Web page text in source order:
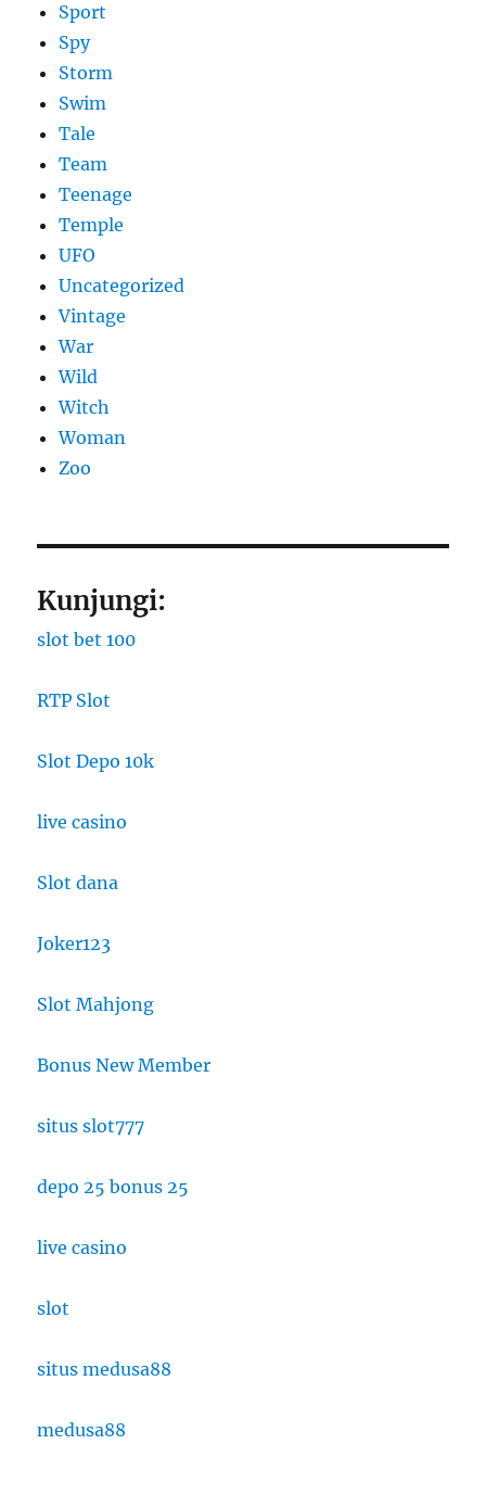
Sport
Spy
Storm
Swim
Tale
Team
Teenage
Temple
UFO
Uncategorized
Vintage
War
Wild
Witch
Woman
Zoo
Kunjungi:
slot bet 100
RTP Slot
Slot Depo 10k
live casino
Slot dana
Joker123
Slot Mahjong
Bonus New Member
situs slot777
depo 25 bonus 25
live casino
slot
situs medusa88
medusa88